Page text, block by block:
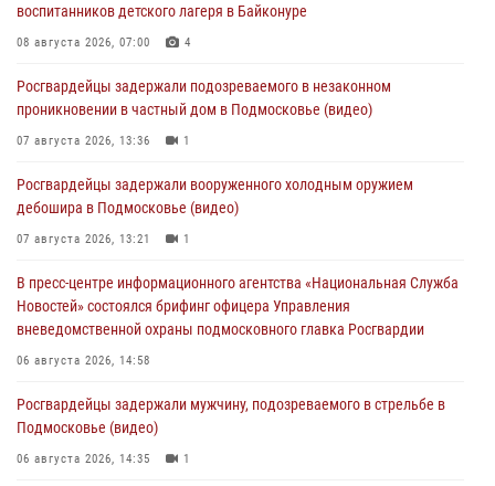
воспитанников детского лагеря в Байконуре
08 августа 2026, 07:00 4
Росгвардейцы задержали подозреваемого в незаконном
проникновении в частный дом в Подмосковье (видео)
07 августа 2026, 13:36 1
Росгвардейцы задержали вооруженного холодным оружием
дебошира в Подмосковье (видео)
07 августа 2026, 13:21 1
В пресс-центре информационного агентства «Национальная Служба
Новостей» состоялся брифинг офицера Управления
вневедомственной охраны подмосковного главка Росгвардии
06 августа 2026, 14:58
Росгвардейцы задержали мужчину, подозреваемого в стрельбе в
Подмосковье (видео)
06 августа 2026, 14:35 1